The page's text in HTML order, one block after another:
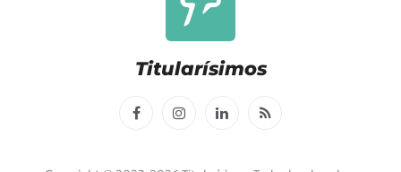
Titularísimos
FacebookInstagramLinkedInRSS